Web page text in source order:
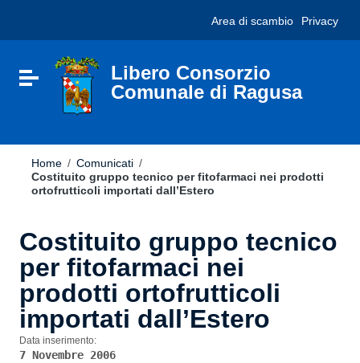
sito
include
Vai al footer
Area di scambio Privacy
Attiva / disattiva la navigazione
Libero Consorzio
Comunale di Ragusa
Home / Comunicati /
Costituito gruppo tecnico per fitofarmaci nei prodotti
ortofrutticoli importati dall’Estero
Costituito gruppo tecnico
per fitofarmaci nei
prodotti ortofrutticoli
importati dall’Estero
Data inserimento:
7 Novembre 2006